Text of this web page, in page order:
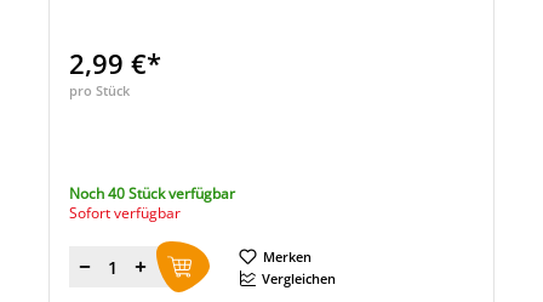
2,99 €*
pro Stück
Noch 40 Stück verfügbar
Sofort verfügbar
Menge
Merken
Vergleichen